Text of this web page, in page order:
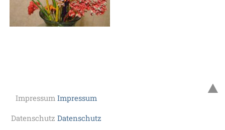
Impressum Impressum
Datenschutz Datenschutz